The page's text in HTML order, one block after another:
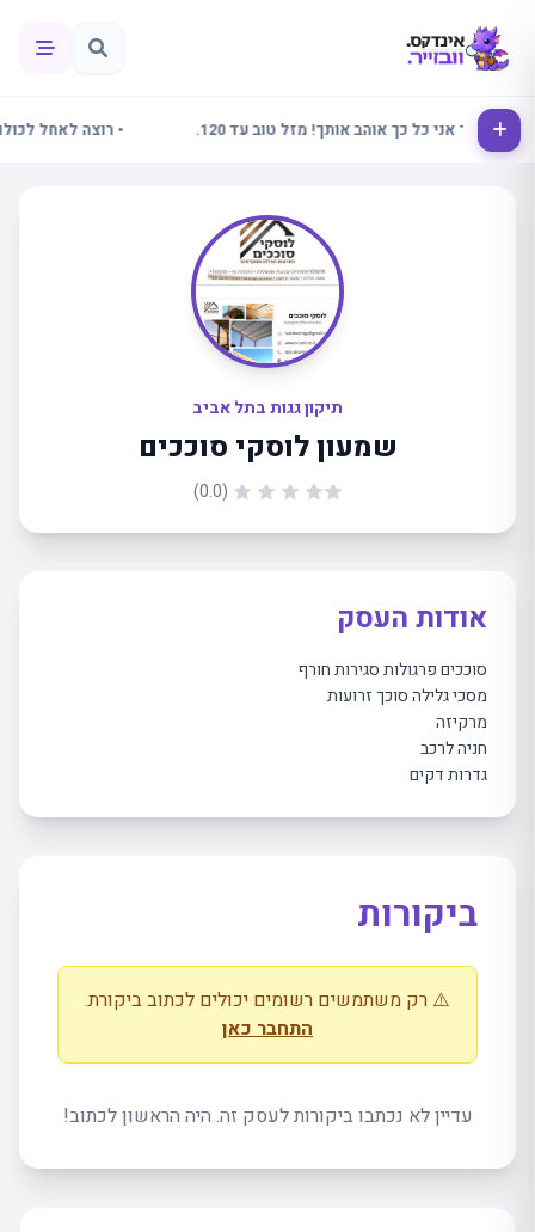
• אלינור אני כל כך אוהב אותך! מזל טוב עד 120. • רוצה לאחל לכולם
תיקון גגות בתל אביב
שמעון לוסקי סוככים
(0.0)
אודות העסק
סוככים פרגולות סגירות חורף
מסכי גלילה סוכך זרועות
מרקיזה
חניה לרכב
גדרות דקים
ביקורות
⚠️ רק משתמשים רשומים יכולים לכתוב ביקורת.
התחבר כאן
עדיין לא נכתבו ביקורות לעסק זה. היה הראשון לכתוב!